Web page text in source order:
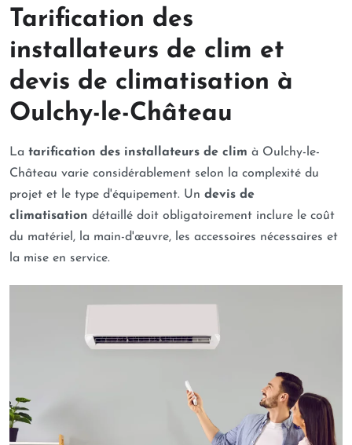
Tarification des
installateurs de clim et
devis de climatisation à
Oulchy-le-Château
La tarification des installateurs de clim à Oulchy-le-
Château varie considérablement selon la complexité du
projet et le type d'équipement. Un devis de
climatisation détaillé doit obligatoirement inclure le coût
du matériel, la main-d'œuvre, les accessoires nécessaires et
la mise en service.